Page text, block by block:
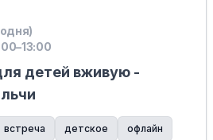
детей вживую -
встреча детское офлайн